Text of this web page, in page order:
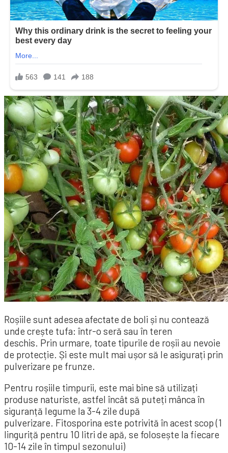
Roșiile sunt adesea afectate de boli și nu contează
unde crește tufa: într-o seră sau în teren
deschis. Prin urmare, toate tipurile de roșii au nevoie
de protecție. Și este mult mai ușor să le asigurați prin
pulverizare pe frunze.
Pentru roșiile timpurii, este mai bine să utilizați
produse naturiste, astfel încât să puteți mânca în
siguranță legume la 3-4 zile după
pulverizare. Fitosporina este potrivită în acest scop (1
linguriță pentru 10 litri de apă, se folosește la fiecare
10-14 zile în timpul sezonului)